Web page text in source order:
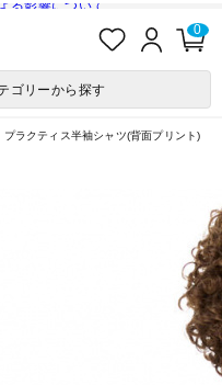
る影響について
入
ロ
ン
0
ゴリーから探す
プラクティス半袖シャツ(背面プリント)